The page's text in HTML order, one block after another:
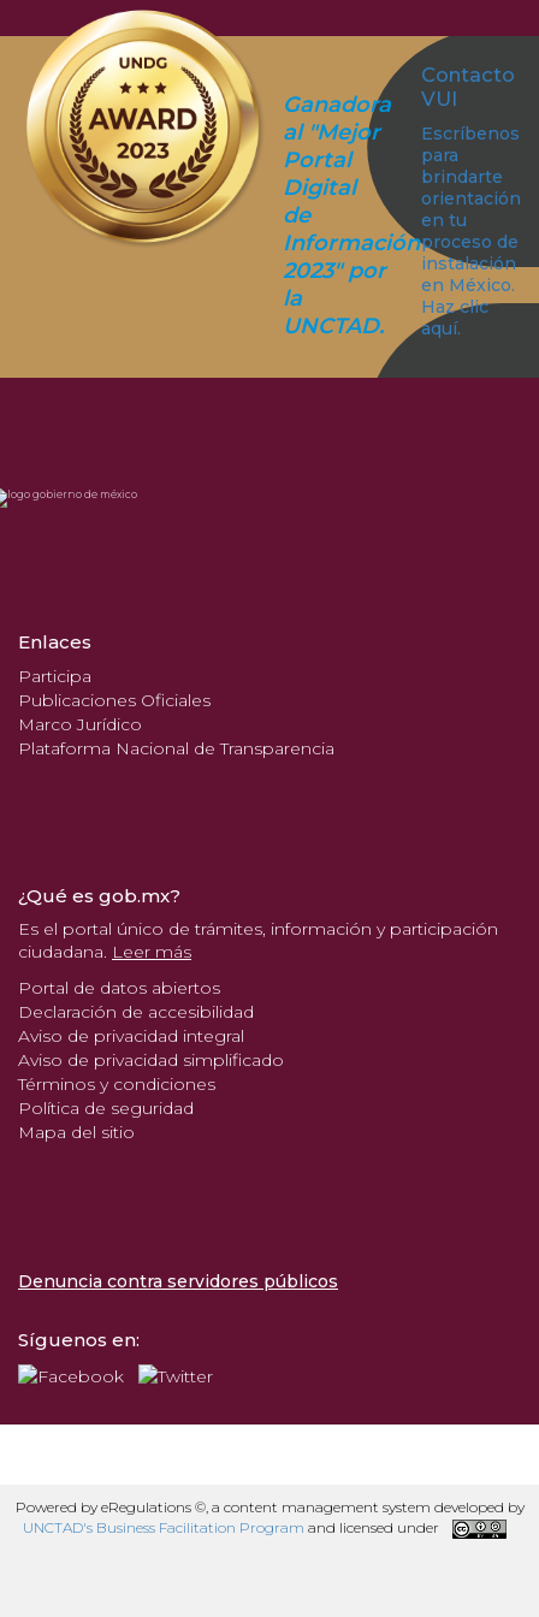
Ganadora
al "Mejor
Portal
Digital
de
Información
2023" por
la
UNCTAD.
Contacto
VUI
Escríbenos
para
brindarte
orientación
en tu
proceso de
instalación
en México.
Haz clic
aquí.
Enlaces
Participa
Publicaciones Oficiales
Marco Jurídico
Plataforma Nacional de Transparencia
¿Qué es gob.mx?
Es el portal único de trámites, información y participación
ciudadana. Leer más
Portal de datos abiertos
Declaración de accesibilidad
Aviso de privacidad integral
Aviso de privacidad simplificado
Términos y condiciones
Política de seguridad
Mapa del sitio
Denuncia contra servidores públicos
Síguenos en:
Powered by eRegulations ©, a content management system developed by
UNCTAD's Business Facilitation Program and licensed under